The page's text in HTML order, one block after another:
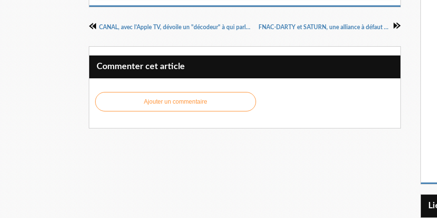
CANAL, avec l'Apple TV, dévoile un "décodeur" à qui parler. Historique...? FNAC-DARTY et SATURN, une alliance à défaut d'un mariage…
Commenter cet article
Ajouter un commentaire